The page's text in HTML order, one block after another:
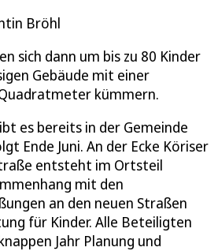
Bröhl
sich dann um bis zu 80 Kinder
Gebäude mit einer
kümmern.
es bereits in der Gemeinde
Ende Juni. An der Ecke Köriser
entsteht im Ortsteil
mit den
an den neuen Straßen
für Kinder. Alle Beteiligten
Jahr Planung und